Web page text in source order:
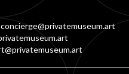
concierge@privatemuseum.art